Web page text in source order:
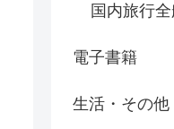
国内旅行全
電子書籍
生活・その他